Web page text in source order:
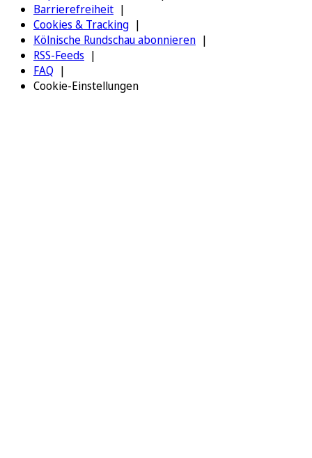
Barrierefreiheit
Cookies & Tracking
Kölnische Rundschau abonnieren
RSS-Feeds
FAQ
Cookie-Einstellungen